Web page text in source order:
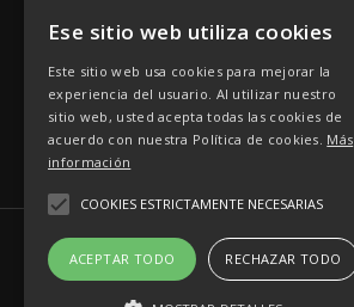
Ese sitio web utiliza cookies
Este sitio web usa cookies para mejorar la
experiencia del usuario. Al utilizar nuestro
sitio web, usted acepta todas las cookies de
acuerdo con nuestra Política de cookies. Más
información
COOKIES ESTRICTAMENTE NECESARIAS
ACEPTAR TODO RECHAZAR TODO